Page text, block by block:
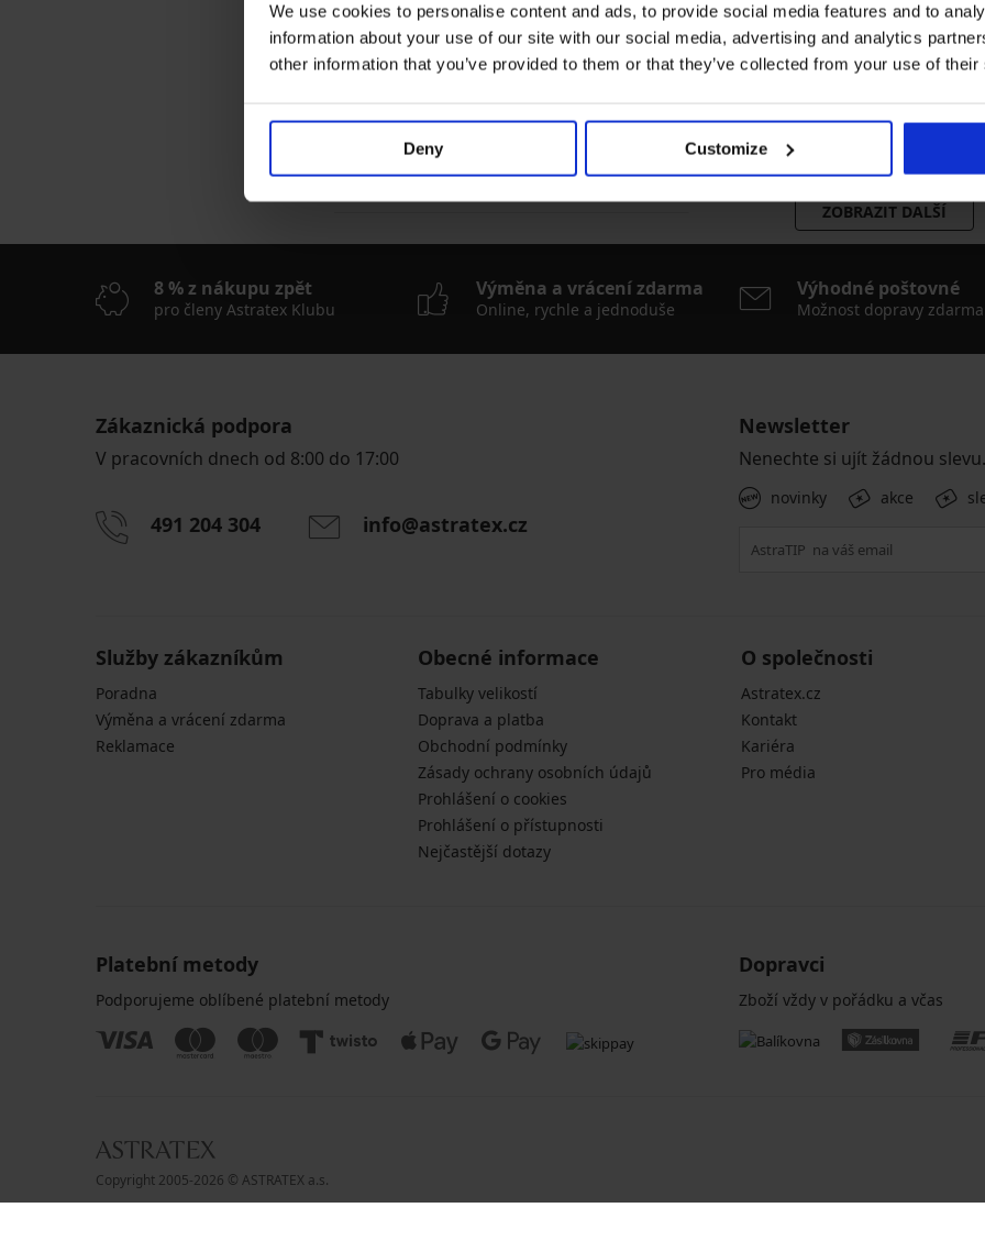
We use cookies to personalise content and ads, to provide social media features and to
information about your use of our site with our social media, advertising and analytics
other information that you’ve provided to them or that they’ve collected from your use of
Deny Customize
Bestseller
4,6
Klasické kalhotky
Bamboo Nature se
širokým bokem
4,9
Podprsenka Carmen
Bestseller
4,9
Perfect Bardot
vyztužená
1 299 Kč
Bestseller
Simple
vysokým
399 Kč
ZOBRAZIT DALŠÍ
8 % z nákupu zpět
pro členy Astratex Klubu
Výměna a vrácení zdarma
Online, rychle a jednoduše
Výhodné poštovné
Možnost dopravy zdarma
Zákaznická podpora
V pracovních dnech od 8:00 do 17:00
491 204 304 info@astratex.cz
Newsletter
Nenechte si ujít žádnou slevu.
novinky akce
Služby zákazníkům
Poradna
Výměna a vrácení zdarma
Reklamace
Obecné informace
Tabulky velikostí
Doprava a platba
Obchodní podmínky
Zásady ochrany osobních údajů
Prohlášení o cookies
Prohlášení o přístupnosti
Nejčastější dotazy
O společnosti
Astratex.cz
Kontakt
Kariéra
Pro média
Platební metody
Podporujeme oblíbené platební metody
Dopravci
Zboží vždy v pořádku a včas
Copyright 2005-2026 © ASTRATEX a.s.